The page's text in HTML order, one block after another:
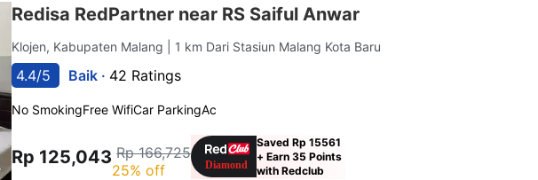
Redisa RedPartner near RS Saiful Anwar
Klojen, Kabupaten Malang | 1 km Dari Stasiun Malang Kota Baru
4.4/5 Baik · 42 Ratings
No SmokingFree WifiCar ParkingAc
Rp 125,043 Rp 166,725
25% off
Saved Rp 15561
+ Earn 35 Points
with Redclub